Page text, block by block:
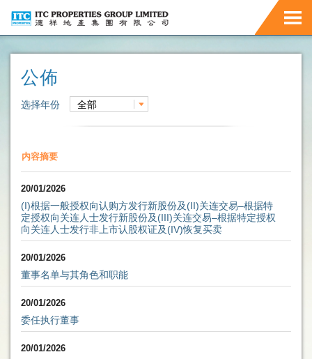
公佈
选择年份 全部
内容摘要
20/01/2026
(I)根据一般授权向认购方发行新股份及(II)关连交易–根据特
定授权向关连人士发行新股份及(III)关连交易–根据特定授权
向关连人士发行非上市认股权证及(IV)恢复买卖
20/01/2026
董事名单与其角色和职能
20/01/2026
委任执行董事
20/01/2026